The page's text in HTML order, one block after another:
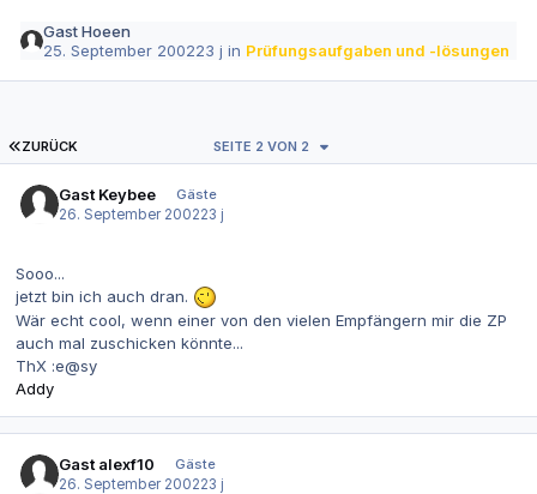
Gast Hoeen
25. September 200223 j in Prüfungsaufgaben und -lösungen
ERSTE SEITE
ZURÜCK SEITE 2 VON 2
Gast Keybee
Gäste
26. September 200223 j
Sooo...
jetzt bin ich auch dran.
Wär echt cool, wenn einer von den vielen Empfängern mir die ZP
auch mal zuschicken könnte...
ThX :e@sy
Addy
Gast alexf10
Gäste
26. September 200223 j